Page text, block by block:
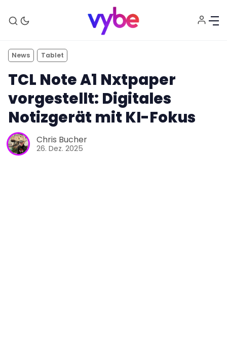
News Tablet
TCL Note A1 Nxtpaper
vorgestellt: Digitales
Notizgerät mit KI-Fokus
Chris Bucher
26. Dez. 2025